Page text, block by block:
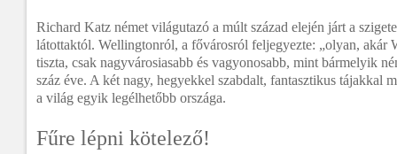
Richard Katz német világutazó a múlt század elején járt a
látottaktól. Wellingtonról, a fővárosról feljegyezte: „olyan, akár
tiszta, csak nagyvárosiasabb és vagyonosabb, mint bármelyik
száz éve. A két nagy, hegyekkel szabdalt, fantasztikus tájakkal
a világ egyik legélhetőbb országa.
Fűre lépni kötelező!